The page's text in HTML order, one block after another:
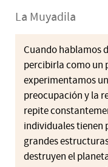
La Muyadila
Cuando hablamos
percibirla como un
experimentamos
preocupación y la
repite
individuales tienen
grandes
destruyen el